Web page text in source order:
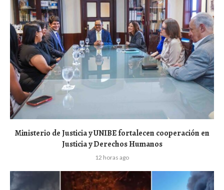
Ministerio de Justicia y UNIBE fortalecen cooperación en
Justicia y Derechos Humanos
12 horas ago